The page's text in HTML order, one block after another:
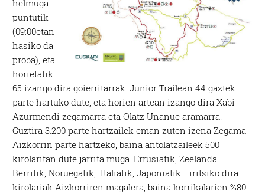
helmuga
puntutik
(09:00etan
hasiko da
proba), eta
horietatik
65 izango dira goierritarrak. Junior Trailean 44 gaztek
parte hartuko dute, eta horien artean izango dira Xabi
Azurmendi zegamarra eta Olatz Unanue aramarra.
Guztira 3.200 parte hartzailek eman zuten izena Zegama-
Aizkorrin parte hartzeko, baina antolatzaileek 500
kirolaritan dute jarrita muga. Errusiatik, Zeelanda
Berritik, Noruegatik, Italiatik, Japoniatik… iritsiko dira
kirolariak Aizkorriren magalera, baina korrikalarien %80